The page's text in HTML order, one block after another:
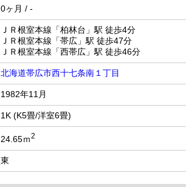
0ヶ月 / -
ＪＲ根室本線「柏林台」駅 徒歩4分
ＪＲ根室本線「帯広」駅 徒歩47分
ＪＲ根室本線「西帯広」駅 徒歩46分
北海道帯広市西十七条南１丁目
1982年11月
1K (K5畳/洋室6畳)
24.65ｍ2
東